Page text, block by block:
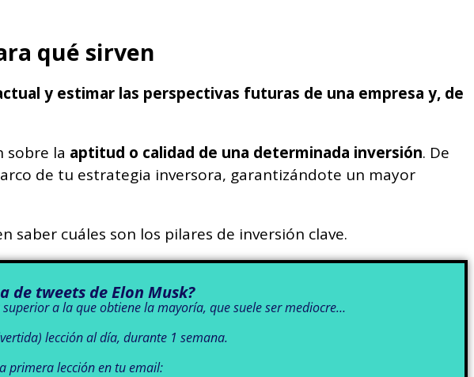
qué sirven
y estimar las perspectivas futuras de una empresa y, de
sobre la aptitud o calidad de una determinada inversión. De
de tu estrategia inversora, garantizándote un mayor
cuáles son los pilares de inversión clave.
de tweets de Elon Musk?
a la que obtiene la mayoría, que suele ser mediocre…
lección al día, durante 1 semana.
primera lección en tu email: